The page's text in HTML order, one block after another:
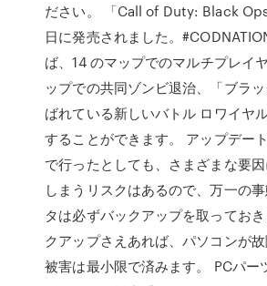
ださい。 「Call of Duty: Black
日に発売されました。
ば、14 のマップでのマルチプレイ
ップでの共同ゾンビ退治、「ブラ
ばれている新しいバトル ロワイヤ
することができます。 アップデー
で行ったとしても、さまざまな要
しまうリスクはあるので、万一の
タは必ずバックアップを取ってお
クアップさえあれば、パソコンが
被害は最小限で済みます。 PCパー